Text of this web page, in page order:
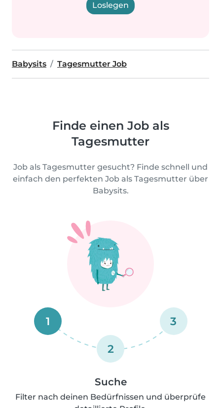
Loslegen
Babysits Tagesmutter Job
Finde einen Job als
Tagesmutter
Job als Tagesmutter gesucht? Finde schnell und
einfach den perfekten Job als Tagesmutter über
Babysits.
1
2
3
Suche
Filter nach deinen Bedürfnissen und überprüfe